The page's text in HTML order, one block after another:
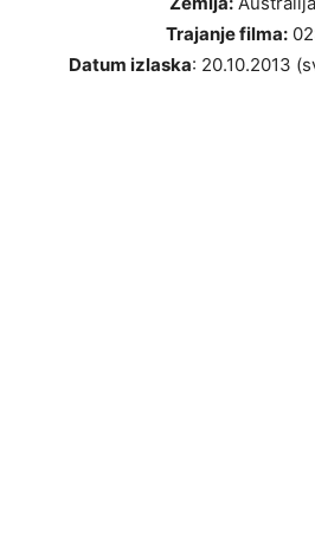
Trajanje filma:
Datum izlaska: 20.10.2013